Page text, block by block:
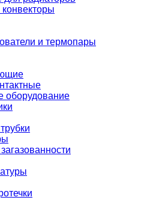
и термопары
оборудование